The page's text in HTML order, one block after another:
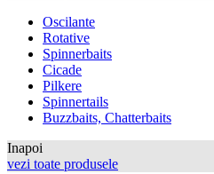
Oscilante
Rotative
Spinnerbaits
Cicade
Pilkere
Spinnertails
Buzzbaits, Chatterbaits
Inapoi
vezi toate produsele